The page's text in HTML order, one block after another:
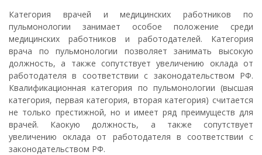
Категория врачей и медицинских работников по
пульмонологии занимает особое положение среди
медицинских работников и работодателей. Категория
врача по пульмонологии позволяет занимать высокую
должность, а также сопутствует увеличению оклада от
работодателя в соответствии с законодательством РФ.
Квалификационная категория по пульмонологии (высшая
категория, первая категория, вторая категория) считается
не только престижной, но и имеет ряд преимуществ для
врачей. Каокую должность, а также сопутствует
увеличению оклада от работодателя в соответствии с
законодательством РФ.